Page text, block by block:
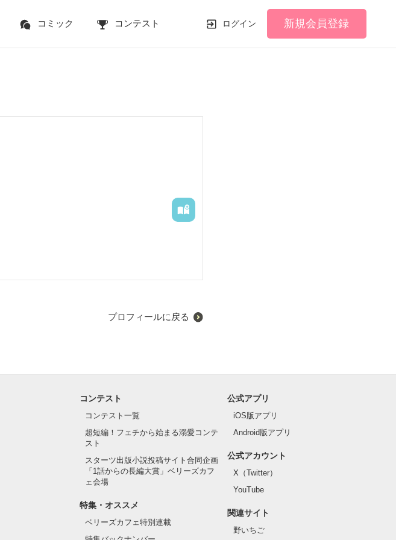
コミック コンテスト ログイン 新規会員登録
プロフィールに戻る
コンテスト
コンテスト一覧
超短編！フェチから始まる溺愛コンテ
スト
スターツ出版小説投稿サイト合同企画
「1話からの長編大賞」ベリーズカフ
ェ会場
特集・オススメ
ベリーズカフェ特別連載
公式アプリ
iOS版アプリ
Android版アプリ
公式アカウント
X（Twitter）
YouTube
関連サイト
野いちご